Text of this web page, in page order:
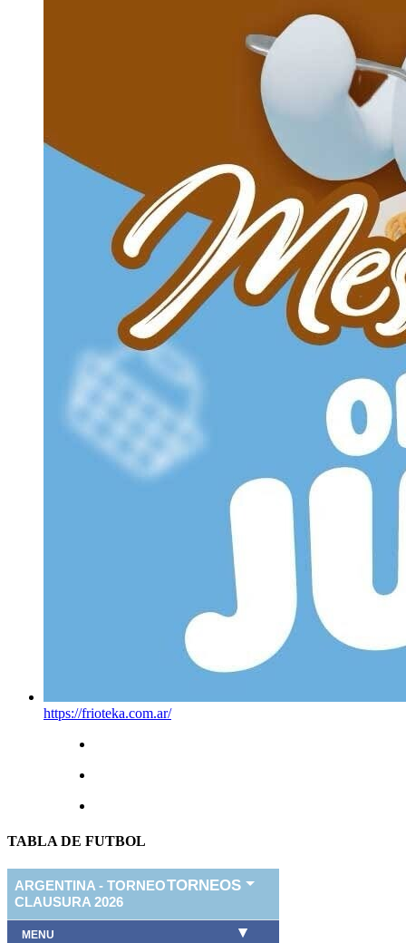
https://frioteka.com.ar/
TABLA DE FUTBOL